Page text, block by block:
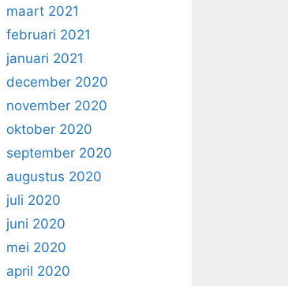
maart 2021
februari 2021
januari 2021
december 2020
november 2020
oktober 2020
september 2020
augustus 2020
juli 2020
juni 2020
mei 2020
april 2020